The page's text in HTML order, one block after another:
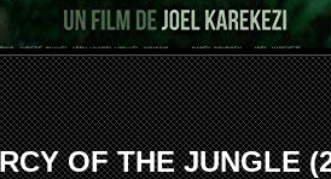
OF THE JUNGLE